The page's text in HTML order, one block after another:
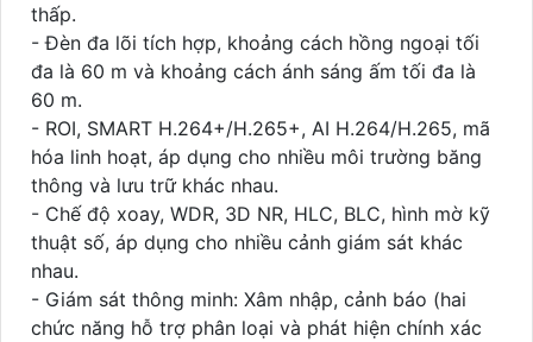
thấp.
- Đèn đa lõi tích hợp, khoảng cách hồng ngoại tối
đa là 60 m và khoảng cách ánh sáng ấm tối đa là
60 m.
- ROI, SMART H.264+/H.265+, AI H.264/H.265, mã
hóa linh hoạt, áp dụng cho nhiều môi trường băng
thông và lưu trữ khác nhau.
- Chế độ xoay, WDR, 3D NR, HLC, BLC, hình mờ kỹ
thuật số, áp dụng cho nhiều cảnh giám sát khác
nhau.
- Giám sát thông minh: Xâm nhập, cảnh báo (hai
chức năng hỗ trợ phân loại và phát hiện chính xác